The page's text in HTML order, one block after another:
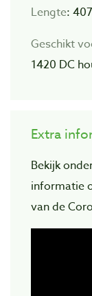
Lengte:
Geschikt
1420 DC
Extra
Bekijk
informatie
van de